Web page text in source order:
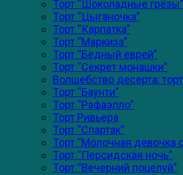
Торт “Шоколадные грёзы”
Торт “Цыганочка”
Торт “Карпатка”
Торт “Маркиза”
Торт “Бедный еврей”
Торт “Секрет монашки”
Волшебство десерта:
Торт “Баунти”
Торт “Рафаэлло”
Торт Ривьера
Торт “Спартак”
Торт “Молочная
Торт “Персидская ночь”
Торт “Вечерний поцелуй”